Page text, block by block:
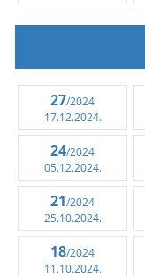
27/2024
17.12.2024.
24/2024
05.12.2024.
21/2024
25.10.2024.
18/2024
11.10.2024.